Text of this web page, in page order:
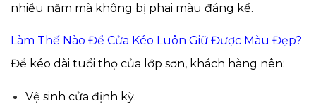
nhiều năm mà không bị phai màu đáng kể.
Làm Thế Nào Để Cửa Kéo Luôn Giữ Được Màu Đẹp?
Để kéo dài tuổi thọ của lớp sơn, khách hàng nên:
Vệ sinh cửa định kỳ.